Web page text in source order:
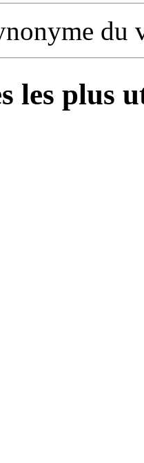
du
les plus